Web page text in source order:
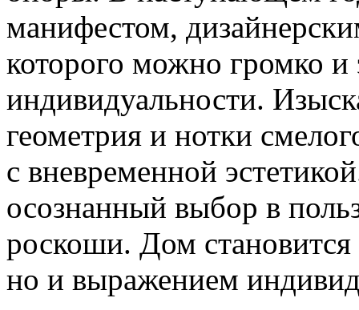
манифестом,
которого можно громко и
индивидуальности.
геометрия и нотки
с вневременной
осознанный выбор в
роскоши. Дом
но и выражением